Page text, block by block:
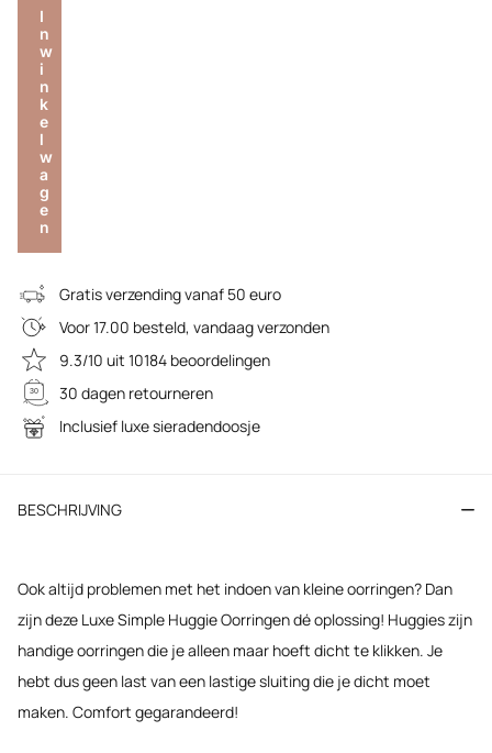
I
n
w
i
n
k
e
l
w
a
g
e
n
Gratis verzending vanaf 50 euro
Voor 17.00 besteld, vandaag verzonden
9.3/10 uit 10184 beoordelingen
30 dagen retourneren
Inclusief luxe sieradendoosje
BESCHRIJVING
Ook altijd problemen met het indoen van kleine oorringen? Dan
zijn deze Luxe Simple Huggie Oorringen dé oplossing! Huggies zijn
handige oorringen die je alleen maar hoeft dicht te klikken. Je
hebt dus geen last van een lastige sluiting die je dicht moet
maken. Comfort gegarandeerd!